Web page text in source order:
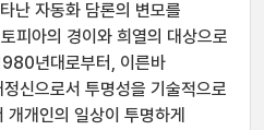
난 자동화 담론의 변모를
피아의 경이와 희열의 대상으로
년대로부터, 이른바
신으로서 투명성을 기술적으로
개인의 일상이 투명하게